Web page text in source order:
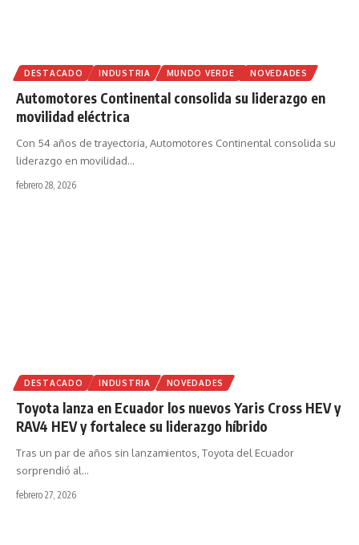
DESTACADO INDUSTRIA MUNDO VERDE NOVEDADES
Automotores Continental consolida su liderazgo en
movilidad eléctrica
Con 54 años de trayectoria, Automotores Continental consolida su
liderazgo en movilidad…
febrero 28, 2026
DESTACADO INDUSTRIA NOVEDADES
Toyota lanza en Ecuador los nuevos Yaris Cross HEV y
RAV4 HEV y fortalece su liderazgo híbrido
Tras un par de años sin lanzamientos, Toyota del Ecuador
sorprendió al…
febrero 27, 2026